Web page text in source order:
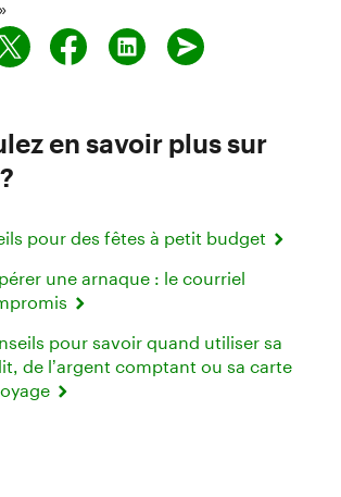
en savoir plus sur
pour des fêtes à petit budget
une arnaque : le courriel
pour savoir quand utiliser sa
de l’argent comptant ou sa carte